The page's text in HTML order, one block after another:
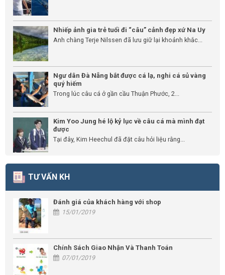
Nhiếp ảnh gia trẻ tuổi đi “câu” cảnh đẹp xứ Na Uy
Anh chàng Terje Nilssen đã lưu giữ lại khoảnh khắc...
Ngư dân Đà Nẵng bắt được cá lạ, nghi cá sủ vàng
quý hiếm
Trong lúc câu cá ở gần cầu Thuận Phước, 2...
Kim Yoo Jung hé lộ kỷ lục về câu cá mà mình đạt
được
Tại đây, Kim Heechul đã đặt câu hỏi liệu rằng...
TƯ VẤN KH
Đánh giá của khách hàng với shop
15/01/2019
Chính Sách Giao Nhận Và Thanh Toán
07/01/2019